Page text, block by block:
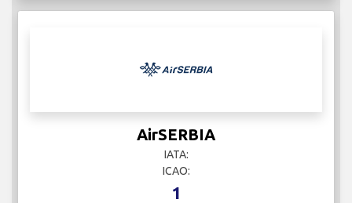
AirSERBIA
IATA:
ICAO:
1